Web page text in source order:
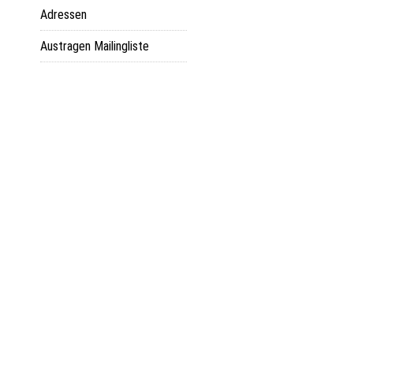
Adressen
Austragen Mailingliste